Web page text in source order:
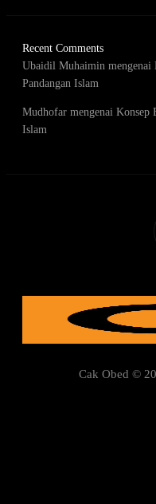
Recent Comments
Ubaidil Muhaimin mengenai
Pandangan Islam
Mudhofar mengenai Konsep
Islam
Cak Obed ©